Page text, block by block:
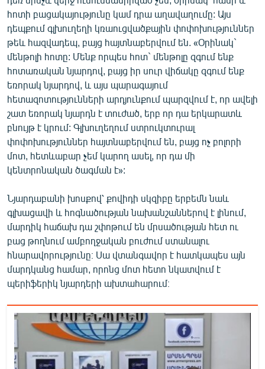
հոտի բացակայությունը կամ դրա աղավաղումը: Այս
դեպքում գլխուղեղի կռաուցվածքային փոփոխություններ
թեև հազվադեպ, բայց հայտնաբերվում են. «Օրինակ`
մենթոլի հոտը: Մենք որպես հոտ` մենթոլը զգում ենք
հոտառական նյարդով, բայց իր սուր վիճակը զգում ենք
եռորակ նյարդով, և այս պարագայում
հետազոտությունների արդյունքում պարզվում է, որ ավելի
շատ եռորակ նյարդն է տուժած, երբ որ դա երկարատև
բնույթ է կրում: Գլխուղեղում ստրուկտուրալ
փոփոխություններ հայտնաբերվում են, բայց ոչ բոլորի
մոտ, հետևաբար չեմ կարող ասել, որ դա մի
կենտրոնական ծագման է»:
Նյարդաբանի խոսքով՝ քովիդի սկզիբը երբեմն նաև
գլխացավի և հոգնածության նախանշաններով է լինում,
մարդիկ հաճախ դա շփոթում են մրսածության հետ ու
բաց թողնում ամբողջական բուժում ստանալու
հնարավորությունը։ Սա վտանգավոր է հատկապես այն
մարդկանց համար, որոնց մոտ հետո նկատվում է
պերիֆերիկ նյարդերի ախտահարում։